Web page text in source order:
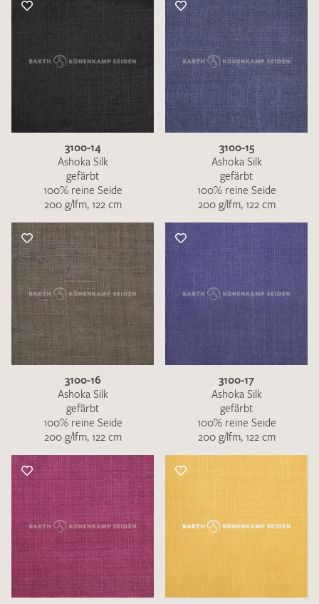
3100-14
Ashoka Silk
gefärbt
100% reine Seide
200 g/lfm, 122 cm
3100-15
Ashoka Silk
gefärbt
100% reine Seide
200 g/lfm, 122 cm
3100-16
Ashoka Silk
gefärbt
100% reine Seide
200 g/lfm, 122 cm
3100-17
Ashoka Silk
gefärbt
100% reine Seide
200 g/lfm, 122 cm